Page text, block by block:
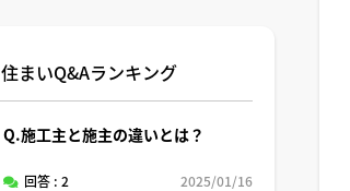
住まいQ&Aランキング
Q.施工主と施主の違いとは？
回答 : 2 2025/01/16